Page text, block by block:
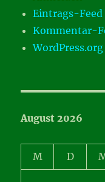
Eintrags-Feed
Kommentar-
WordPress.org
August 2026
M D